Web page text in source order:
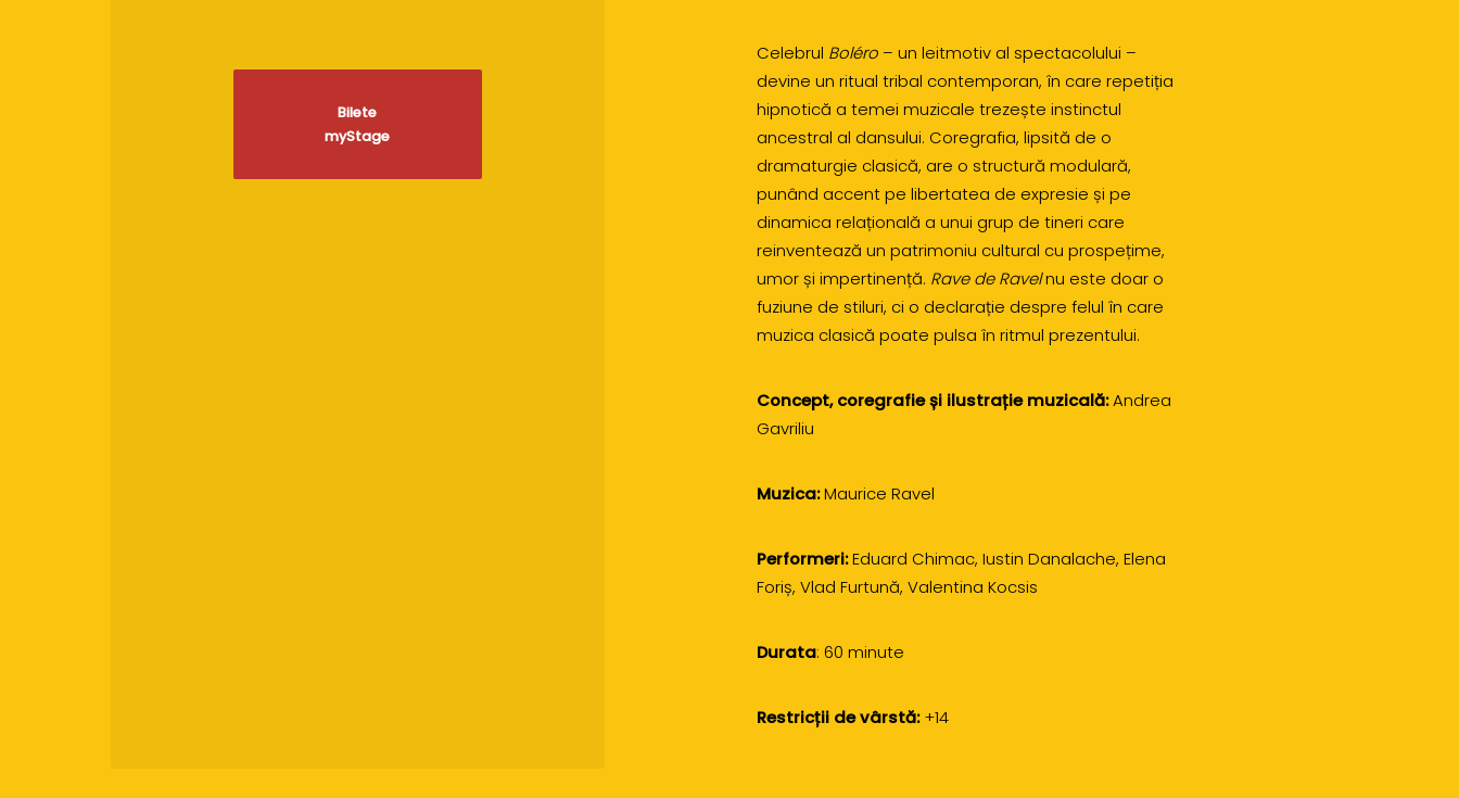
Celebrul Boléro – un leitmotiv al spectacolului –
devine un ritual tribal contemporan, în care repetiția
hipnotică a temei muzicale trezește instinctul
ancestral al dansului. Coregrafia, lipsită de o
dramaturgie clasică, are o structură modulară,
punând accent pe libertatea de expresie și pe
dinamica relațională a unui grup de tineri care
reinventează un patrimoniu cultural cu prospețime,
umor și impertinență. Rave de Ravelnu este doar o
fuziune de stiluri, ci o declarație despre felul în care
muzica clasică poate pulsa în ritmul prezentului.
Concept, coregrafie și ilustrație muzicală:Andrea
Gavriliu
Muzica:Maurice Ravel
Performeri:Eduard Chimac, Iustin Danalache, Elena
Foriș, Vlad Furtună, Valentina Kocsis
Durata: 60 minute
Restricții de vârstă:+14
Bilete
myStage